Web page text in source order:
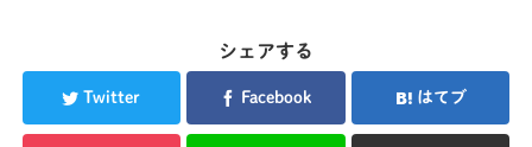
シェアする
Twitter Facebook はてブ